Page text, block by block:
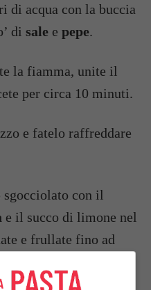
di acqua con la buccia
di sale e pepe.
la fiamma, unite il
per circa 10 minuti.
e fatelo raffreddare
con il
e il succo di limone nel
e frullate fino ad